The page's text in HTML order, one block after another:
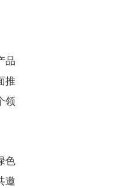
品
推
领
色
邀